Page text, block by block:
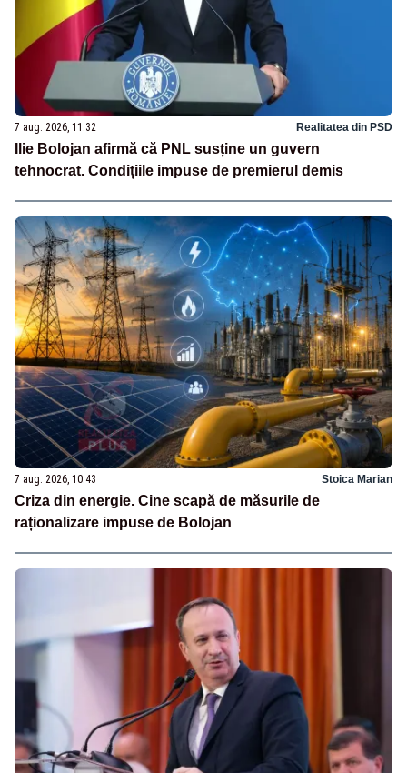
7 aug. 2026, 11:32 Realitatea din PSD
Ilie Bolojan afirmă că PNL susține un guvern
tehnocrat. Condițiile impuse de premierul demis
7 aug. 2026, 10:43 Stoica Marian
Criza din energie. Cine scapă de măsurile de
raționalizare impuse de Bolojan